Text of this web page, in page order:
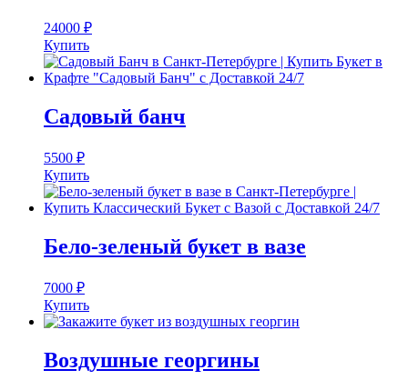
24000 ₽
Купить
Садовый банч
5500 ₽
Купить
Бело-зеленый букет в вазе
7000 ₽
Купить
Воздушные георгины